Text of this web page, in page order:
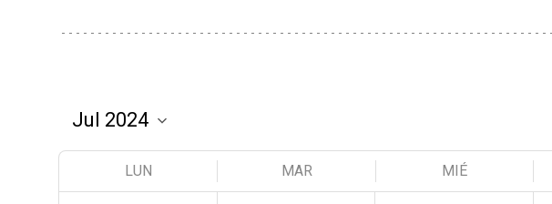
LUN MAR MIÉ